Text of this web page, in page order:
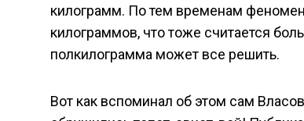
килограмм. По тем временам
килограммов, что тоже считается
полкилограмма может все решить.
Вот как вспоминал об этом сам